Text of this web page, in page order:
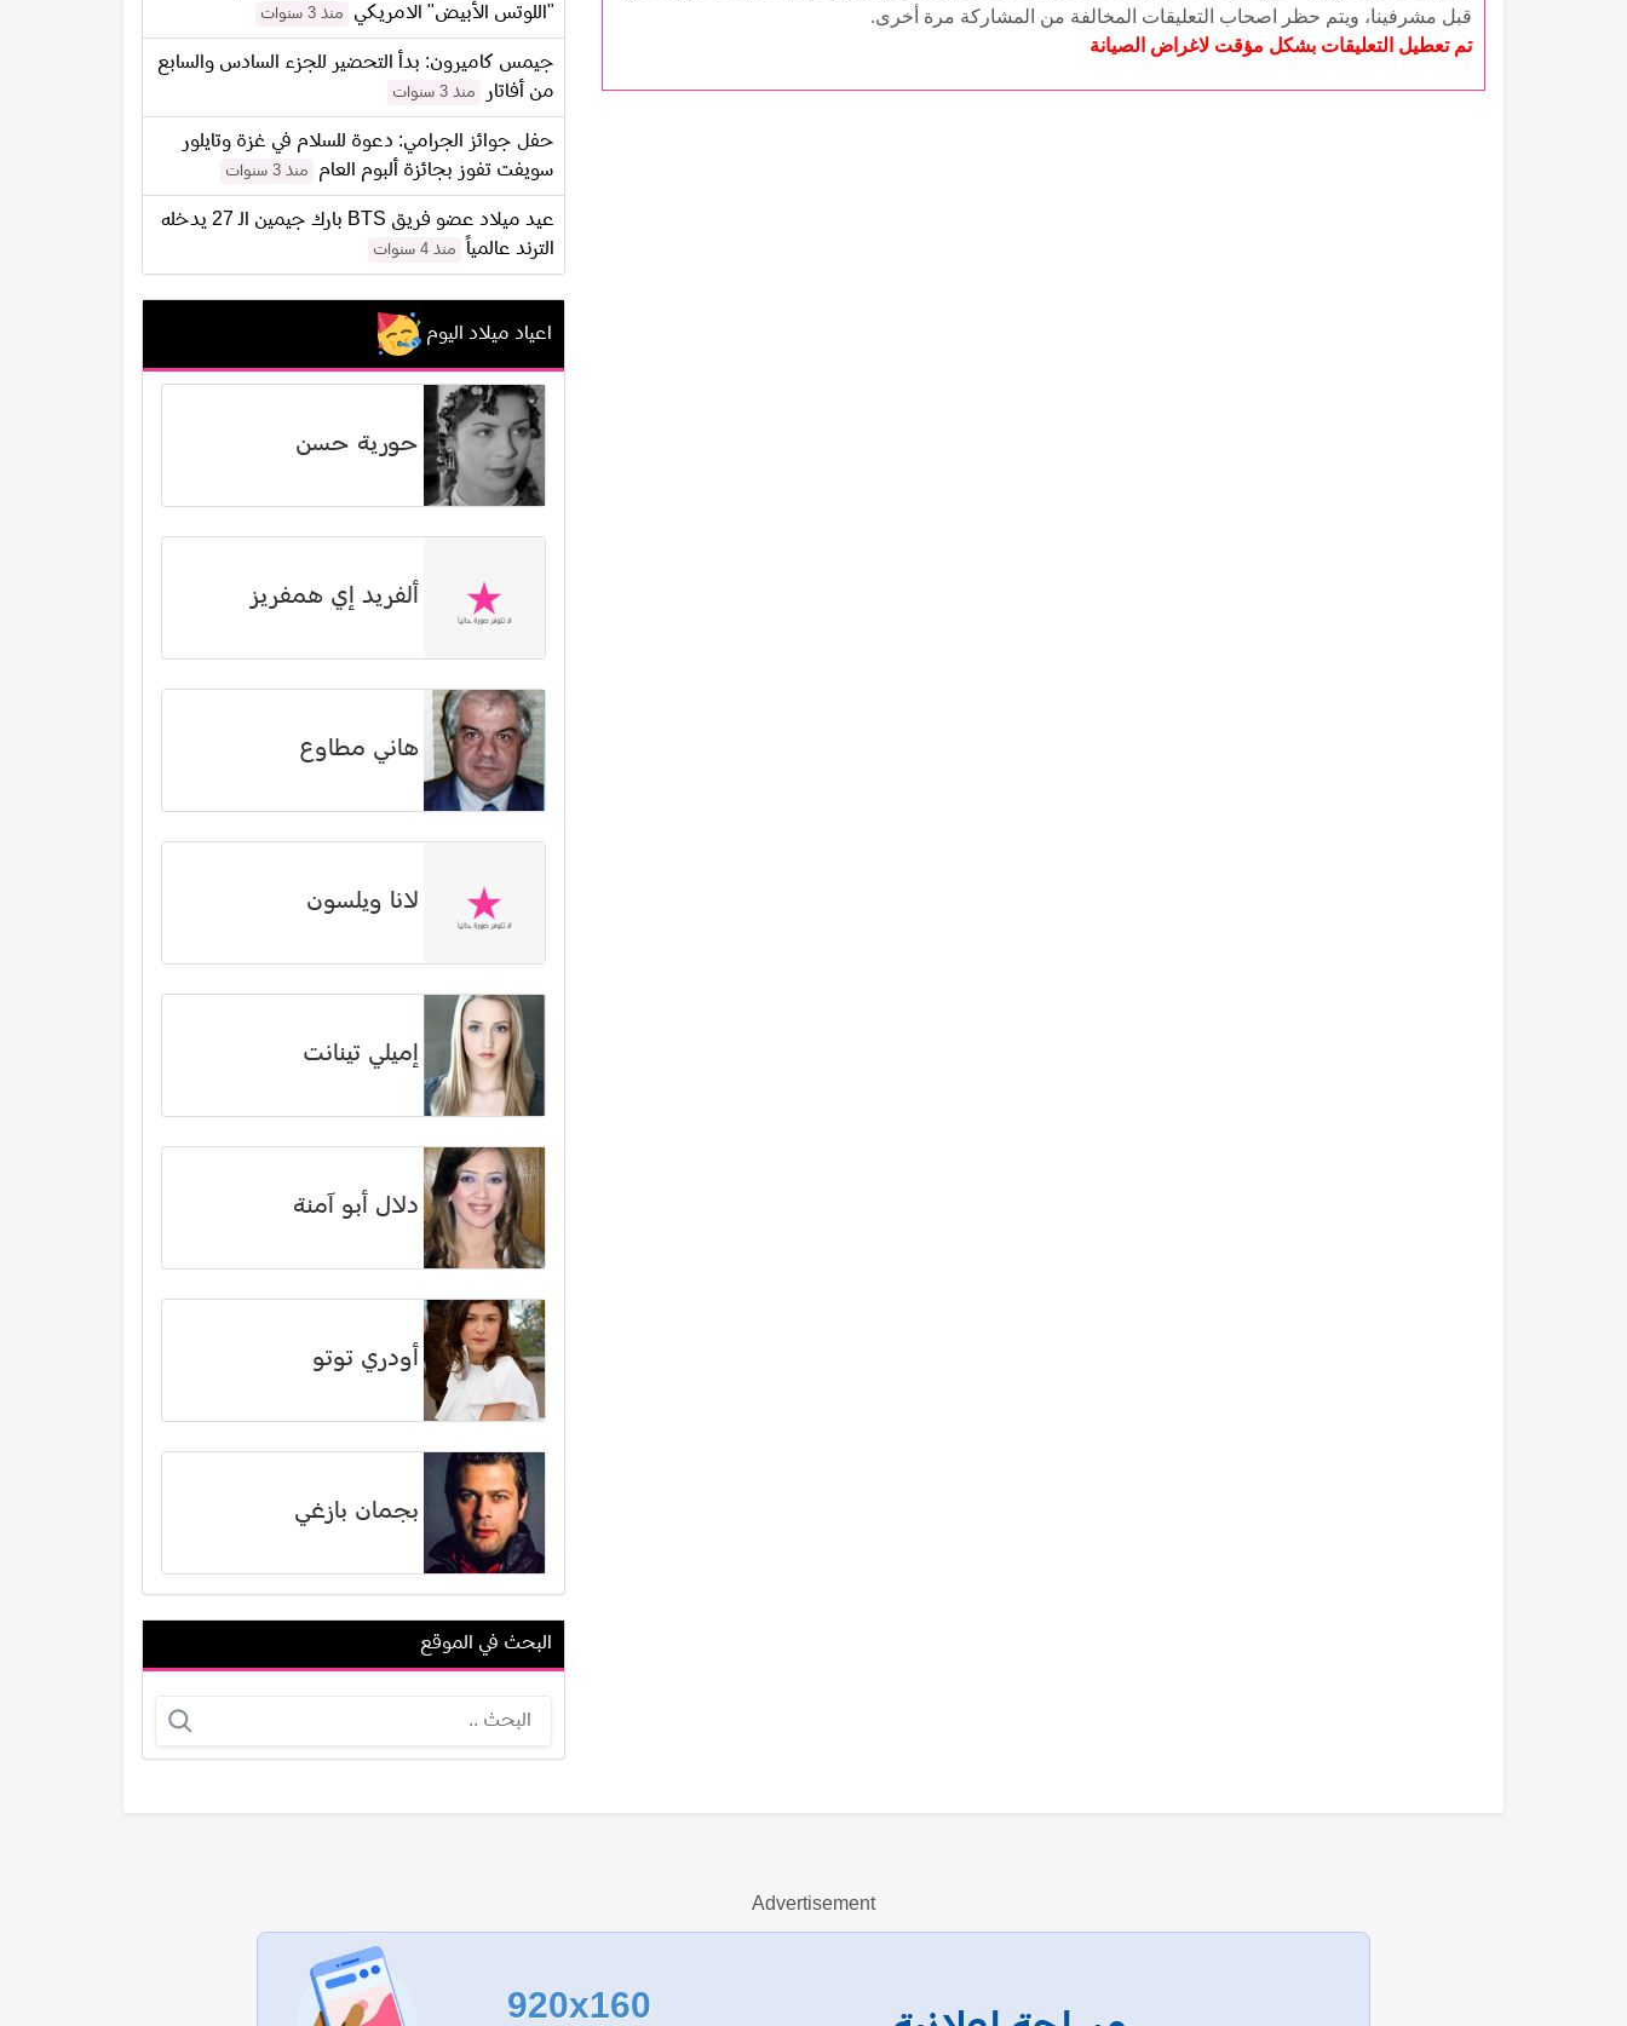
قبل مشرفينا، ويتم حظر اصحاب التعليقات المخالفة من المشاركة مرة أخرى.
تم تعطيل التعليقات بشكل مؤقت لاغراض الصيانة
"اللوتس الأبيض" الامريكي
منذ 3 سنوات
جيمس كاميرون: بدأ التحضير للجزء السادس والسابع
من أفاتار
منذ 3 سنوات
حفل جوائز الجرامي: دعوة للسلام في غزة وتايلور
سويفت تفوز بجائزة ألبوم العام
منذ 3 سنوات
عيد ميلاد عضو فريق BTS بارك جيمين الـ 27 يدخله
الترند عالمياً
منذ 4 سنوات
اعياد ميلاد اليوم
حورية حسن
ألفريد إي همفريز
هاني مطاوع
لانا ويلسون
إميلي تينانت
دلال أبو آمنة
أودري توتو
بجمان بازغي
أحمد رامي
عرض الكل
البحث في الموقع
Advertisement
920x160